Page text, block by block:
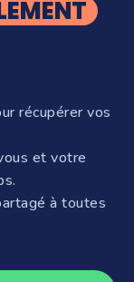
récupérer vos
et votre
à toutes